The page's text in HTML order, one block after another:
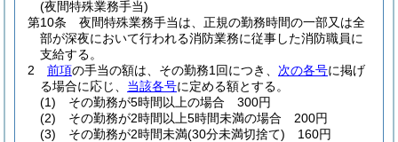
(夜間特殊業務手当)
第10条
夜間特殊業務手当は、正規の勤務時間の一部又は全
部が深夜において行われる消防業務に従事した消防職員に
支給する。
2
前項の手当の額は、その勤務1回につき、 次の各号に掲げ
る場合に応じ、 当該各号に定める額とする。
(1)
その勤務が5時間以上の場合 300円
(2)
その勤務が2時間以上5時間未満の場合 200円
(3)
その勤務が2時間未満(30分未満切捨て) 160円